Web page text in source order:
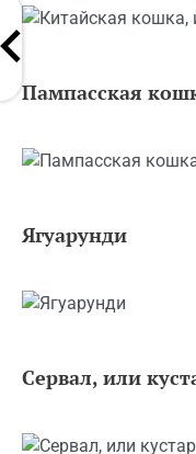
Пампасская
Ягуарунди
Сервал, или